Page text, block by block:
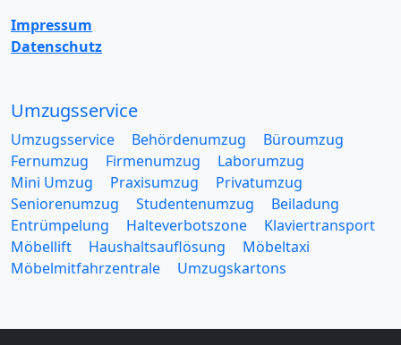
Impressum
Datenschutz
Umzugsservice
Umzugsservice Behördenumzug
Büroumzug
Fernumzug
Firmenumzug
Laborumzug
Mini Umzug
Praxisumzug
Privatumzug
Seniorenumzug
Studentenumzug
Beiladung
Entrümpelung
Halteverbotszone
Klaviertransport
Möbellift
Haushaltsauflösung
Möbeltaxi
Möbelmitfahrzentrale
Umzugskartons